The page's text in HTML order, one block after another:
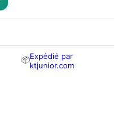
📦Expédié par
ktjunior.com